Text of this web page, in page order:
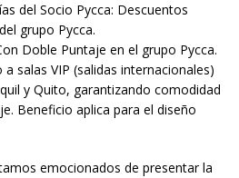
del Socio Pycca: Descuentos
grupo Pycca.
Doble Puntaje en el grupo Pycca.
a salas VIP (salidas internacionales)
y Quito, garantizando comodidad
Beneficio aplica para el diseño
emocionados de presentar la